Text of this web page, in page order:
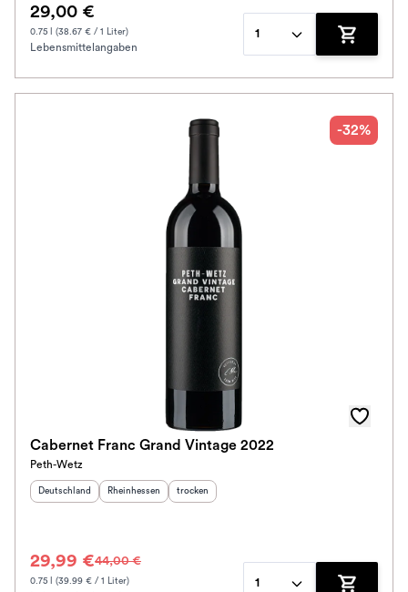
29,00 €
0.75 l (38.67 € / 1 Liter)
Lebensmittelangaben
1
Zum
-32%
Cabernet Franc Grand Vintage 2022
Peth-Wetz
Herkunftsland
Deutschland Herkunftsregion :
Rheinhessen Geschmack
trocken
29,99 €44,00 €
0.75 l (39.99 € / 1 Liter)
1